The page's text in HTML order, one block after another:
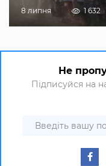
8 липня 1 632
Не
Підписуйся на